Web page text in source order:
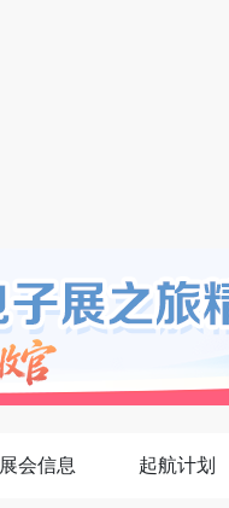
展会信息 起航计划